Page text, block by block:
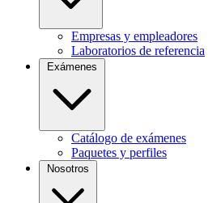
Empresas y empleadores
Laboratorios de referencia
Catálogo de exámenes
Paquetes y perfiles